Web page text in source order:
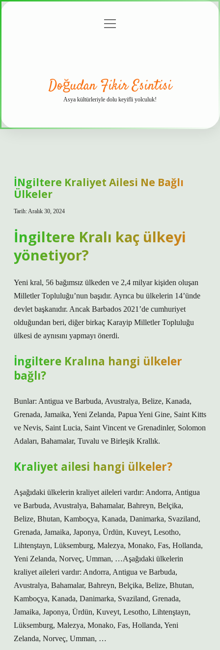
menüyü
Doğudan Fikir Esintisi
Asya kültürleriyle dolu keyifli yolculuk!
İNgiltere Kraliyet Ailesi Ne Bağlı
Ülkeler
Tarih: Aralık 30, 2024
İngiltere Kralı kaç ülkeyi
yönetiyor?
Yeni kral, 56 bağımsız ülkeden ve 2,4 milyar kişiden oluşan
Milletler Topluluğu’nun başıdır. Ayrıca bu ülkelerin 14’ünde
devlet başkanıdır. Ancak Barbados 2021’de cumhuriyet
olduğundan beri, diğer birkaç Karayip Milletler Topluluğu
ülkesi de aynısını yapmayı önerdi.
İngiltere Kralına hangi ülkeler
bağlı?
Bunlar: Antigua ve Barbuda, Avustralya, Belize, Kanada,
Grenada, Jamaika, Yeni Zelanda, Papua Yeni Gine, Saint Kitts
ve Nevis, Saint Lucia, Saint Vincent ve Grenadinler, Solomon
Adaları, Bahamalar, Tuvalu ve Birleşik Krallık.
Kraliyet ailesi hangi ülkeler?
Aşağıdaki ülkelerin kraliyet aileleri vardır: Andorra, Antigua
ve Barbuda, Avustralya, Bahamalar, Bahreyn, Belçika,
Belize, Bhutan, Kamboçya, Kanada, Danimarka, Svaziland,
Grenada, Jamaika, Japonya, Ürdün, Kuveyt, Lesotho,
Lihtenştayn, Lüksemburg, Malezya, Monako, Fas, Hollanda,
Yeni Zelanda, Norveç, Umman, …Aşağıdaki ülkelerin
kraliyet aileleri vardır: Andorra, Antigua ve Barbuda,
Avustralya, Bahamalar, Bahreyn, Belçika, Belize, Bhutan,
Kamboçya, Kanada, Danimarka, Svaziland, Grenada,
Jamaika, Japonya, Ürdün, Kuveyt, Lesotho, Lihtenştayn,
Lüksemburg, Malezya, Monako, Fas, Hollanda, Yeni
Zelanda, Norveç, Umman, …